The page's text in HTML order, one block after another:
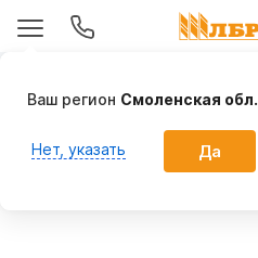
Ваш регион Смоленская обл.
Нет, указать Да